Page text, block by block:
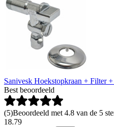
Sanivesk Hoekstopkraan + Filter
Best beoordeeld
(5)Beoordeeld met 4.8 van de 5
18.79